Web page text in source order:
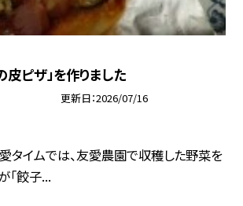
ピザ」を作りました
更新日 2026/07/16
愛タイムでは、友愛農園で収穫した野菜を
「餃子...